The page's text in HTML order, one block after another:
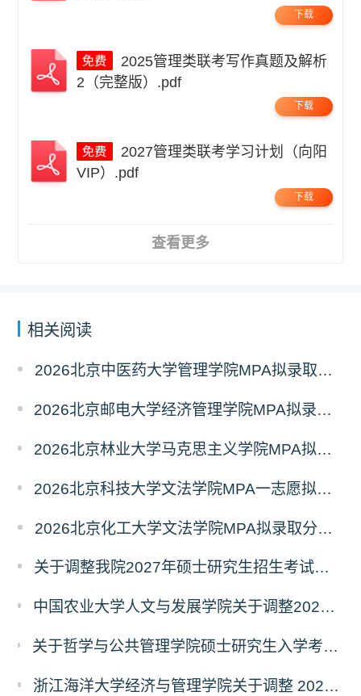
下载
2（完整版）.pdf
下载
VIP）.pdf
下载
查看更多
相关阅读
2026北京中医药大学管理学院MPA拟录取分析解读
2026北京邮电大学经济管理学院MPA拟录取分析解读
2026北京林业大学马克思主义学院MPA拟录取分析解读
2026北京科技大学文法学院MPA一志愿拟录取分析解读
2026北京化工大学文法学院MPA拟录取分析解读
关于调整我院2027年硕士研究生招生考试科目及参考书的通知
中国农业大学人文与发展学院关于调整2027年硕士研究生招生考试初试科目的通知
关于哲学与公共管理学院硕士研究生入学考试（初试） 考试科目及参考书目变更的通知（二）
浙江海洋大学经济与管理学院关于调整 2027年硕士研究生招生考试初试科目的公告